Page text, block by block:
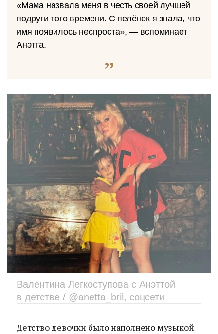
«Мама назвала меня в честь своей лучшей
подруги того времени. С пелёнок я знала, что
имя появилось неспроста», — вспоминает
Анэтта.
Валентина Легкоступова с Анэттой
в детстве / @anetta_bril, соцсети
Детство девочки было наполнено музыкой